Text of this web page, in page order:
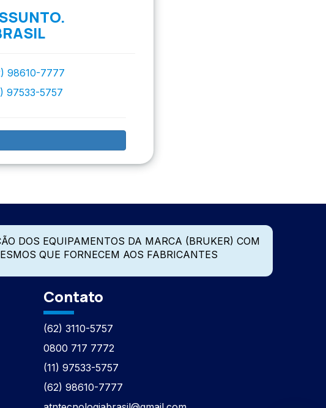
98610-7777
97533-5757
DOS EQUIPAMENTOS DA MARCA (BRUKER) COM
QUE FORNECEM AOS FABRICANTES
Contato
(62) 3110-5757
0800 717 7772
(11) 97533-5757
(62) 98610-7777